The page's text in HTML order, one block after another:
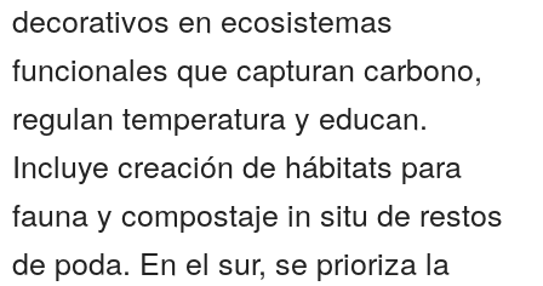
decorativos en ecosistemas
funcionales que capturan carbono,
regulan temperatura y educan.
Incluye creación de hábitats para
fauna y compostaje in situ de restos
de poda. En el sur, se prioriza la